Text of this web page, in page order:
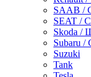
SAAB /
SEAT /
Skoda /
Subaru /
Suzuki
Tank